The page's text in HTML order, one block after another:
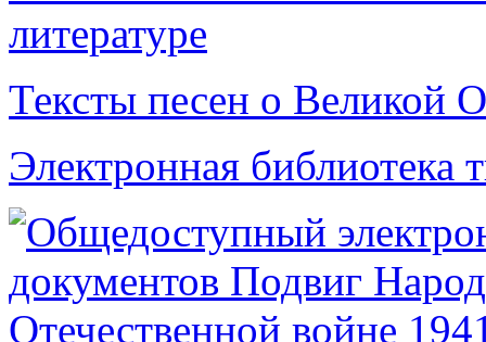
литературе
Тексты песен о Великой
Электронная библиотека